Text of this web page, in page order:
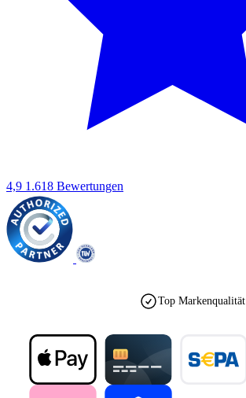
4,9 1.618 Bewertungen
Top Markenqualität